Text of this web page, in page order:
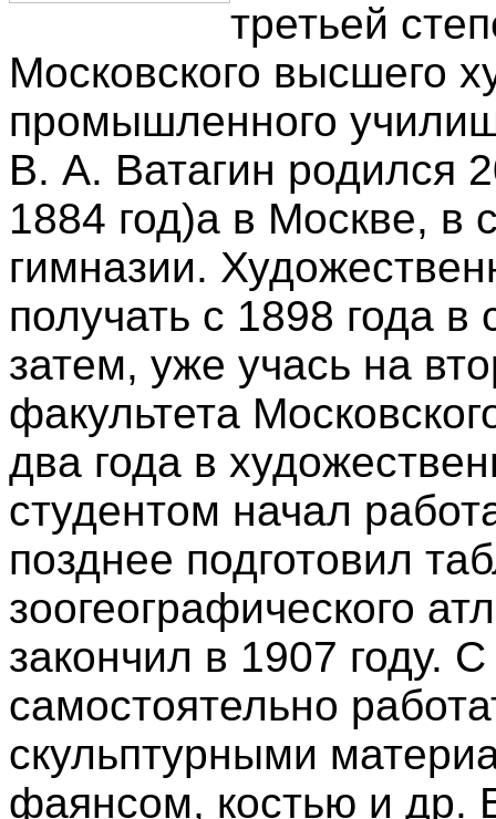
третьей
Московского высшего
промышленного
В. А. Ватагин родился
1884 год)а в Москве, в
гимназии.
получать с 1898 года
затем, уже учась на
факультета
два года в
студентом начал
позднее подготовил
зоогеографического
закончил в 1907 году.
самостоятельно
скульптурными
фаянсом, костью и др.